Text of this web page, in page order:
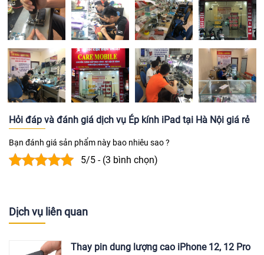
Hỏi đáp và đánh giá dịch vụ Ép kính iPad tại Hà Nội giá rẻ
Bạn đánh giá sản phẩm này bao nhiêu sao ?
5/5 - (3 bình chọn)
Dịch vụ liên quan
Thay pin dung lượng cao iPhone 12, 12 Pro